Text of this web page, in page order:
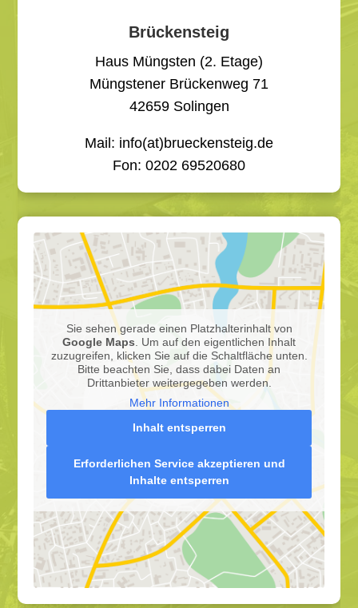
Brückensteig
Haus Müngsten (2. Etage)
Müngstener Brückenweg 71
42659 Solingen
Mail: info(at)brueckensteig.de
Fon: 0202 69520680
Sie sehen gerade einen Platzhalterinhalt von
Google Maps . Um auf den eigentlichen Inhalt
zuzugreifen, klicken Sie auf die Schaltfläche unten.
Bitte beachten Sie, dass dabei Daten an
Drittanbieter weitergegeben werden.
Mehr Informationen
Inhalt entsperren
Erforderlichen Service akzeptieren und
Inhalte entsperren